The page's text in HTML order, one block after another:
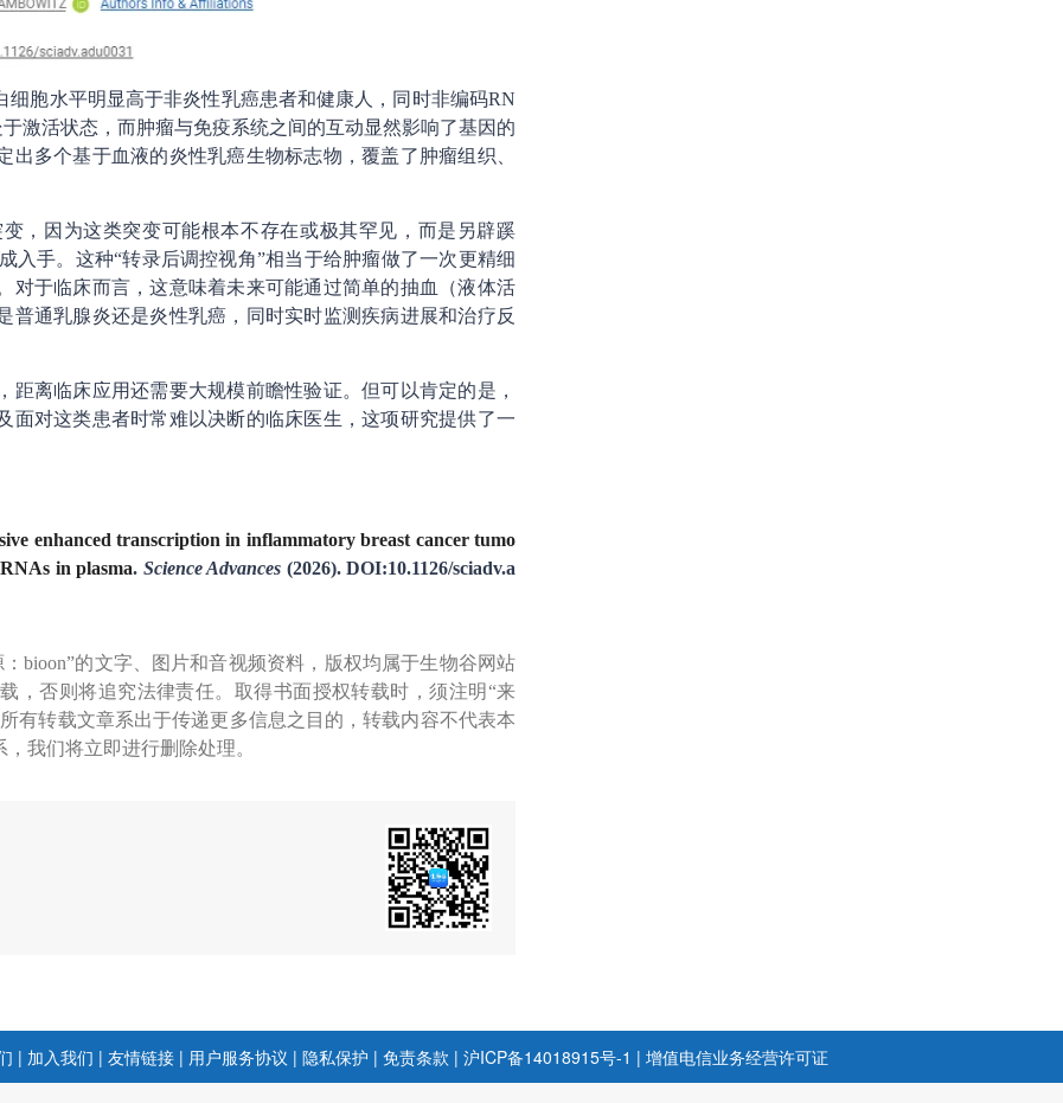
胞水平明显高于非炎性乳癌患者和健康人，同时非编码RN
激活状态，而肿瘤与免疫系统之间的互动显然影响了基因的
多个基于血液的炎性乳癌生物标志物，覆盖了肿瘤组织、
，因为这类突变可能根本不存在或极其罕见，而是另辟蹊
入手。这种“转录后调控视角”相当于给肿瘤做了一次更精细
对于临床而言，这意味着未来可能通过简单的抽血（液体活
通乳腺炎还是炎性乳癌，同时实时监测疾病进展和治疗反
离临床应用还需要大规模前瞻性验证。但可以肯定的是，
面对这类患者时常难以决断的临床医生，这项研究提供了一
enhanced transcription in inflammatory breast cancer tumo
in plasma. Science Advances (2026). DOI:10.1126/sciadv.a
bioon”的文字、图片和音视频资料，版权均属于生物谷网站
，否则将追究法律责任。取得书面授权转载时，须注明“来
有转载文章系出于传递更多信息之目的，转载内容不代表本
我们将立即进行删除处理。
| 加入我们 | 友情链接 | 用户服务协议 | 隐私保护 | 免责条款 | 沪ICP备14018915号-1 | 增值电信业务经营许可证